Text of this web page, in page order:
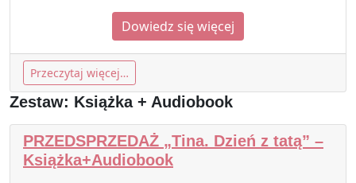
Dowiedz się więcej
Przeczytaj więcej…
Zestaw: Książka + Audiobook
PRZEDSPRZEDAŻ „Tina. Dzień z tatą” –
Książka+Audiobook